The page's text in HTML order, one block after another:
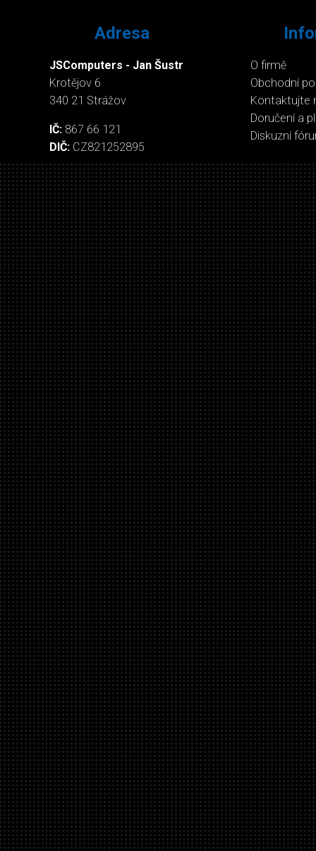
Adresa
JSComputers - Jan Šustr
Krotějov 6
340 21 Strážov
IČ: 867 66 121
DIČ: CZ821252895
O firmě
Obchodní
Kontaktujte
Doručení a
Diskuzní